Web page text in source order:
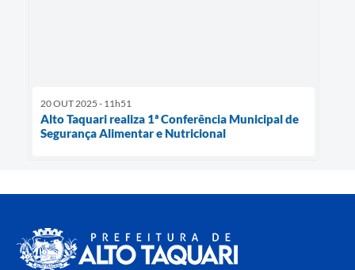
20 OUT 2025 - 11h51
Alto Taquari realiza 1ª Conferência Municipal de
Segurança Alimentar e Nutricional